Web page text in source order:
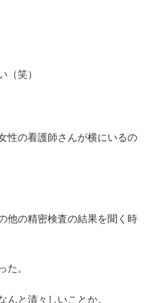
（笑）
性の看護師さんが横にいるの
他の精密検査の結果を聞く時
た。
んと清々しいことか。